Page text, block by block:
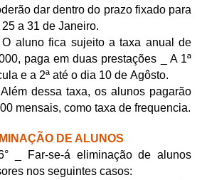
dar dentro do prazo fixado para
a 31 de Janeiro.
fica sujeito a taxa anual de
paga em duas prestações _ A 1ª
e a 2ª até o dia 10 de Agôsto.
dessa taxa, os alunos pagarão
mensais, como taxa de frequencia.
DE ALUNOS
á eliminação de alunos
nos seguintes casos: